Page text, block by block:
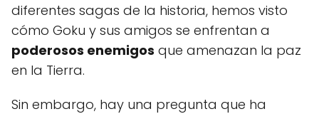
diferentes sagas de la historia, hemos visto
cómo Goku y sus amigos se enfrentan a
poderosos enemigos que amenazan la paz
en la Tierra.
Sin embargo, hay una pregunta que ha